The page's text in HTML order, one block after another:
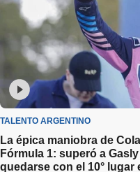
TALENTO ARGENTINO
La épica maniobra de
Fórmula 1: superó a
quedarse con el 10° lugar